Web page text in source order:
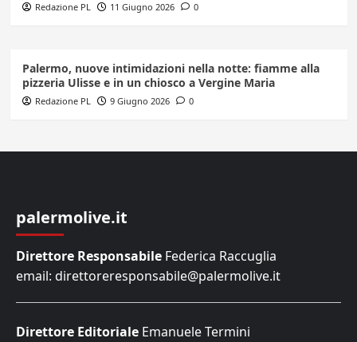
Redazione PL 11 Giugno 2026 0
Palermo, nuove intimidazioni nella notte: fiamme alla
pizzeria Ulisse e in un chiosco a Vergine Maria
Redazione PL 9 Giugno 2026 0
palermolive.it
Direttore Responsabile Federica Raccuglia
email: direttoreresponsabile@palermolive.it
Direttore Editoriale Emanuele Termini